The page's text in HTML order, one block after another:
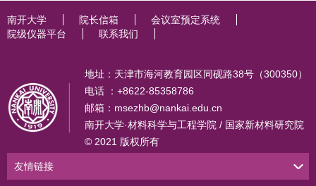
南开大学 院长信箱
会议室预定系统
院级仪器平台
联系我们
地址：天津市海河教育园区同砚路38号（300350）
电话 ：+8622-85358786
邮箱：msezhb@nankai.edu.cn
南开大学·材料科学与工程学院 / 国家新材料研究院
© 2021 版权所有
友情链接